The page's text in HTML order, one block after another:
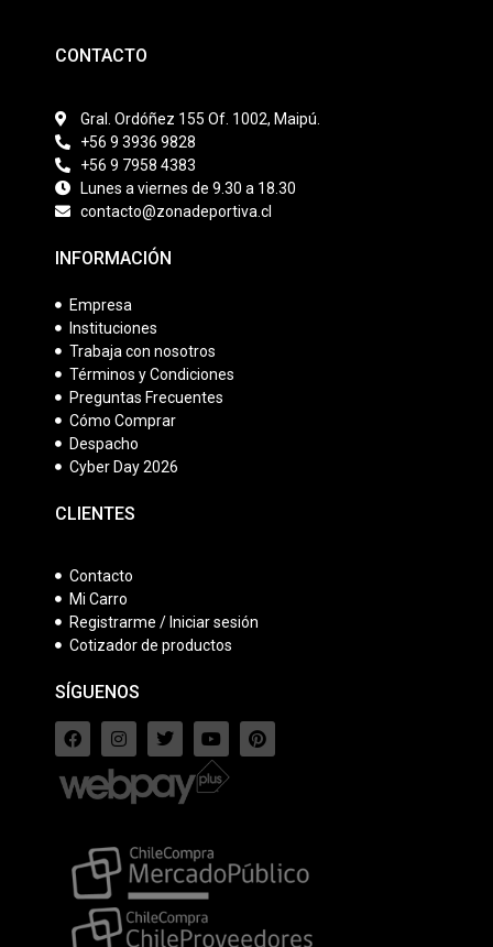
CONTACTO
Gral. Ordóñez 155 Of. 1002, Maipú.
+56 9 3936 9828
+56 9 7958 4383
Lunes a viernes de 9.30 a 18.30
contacto@zonadeportiva.cl
INFORMACIÓN
Empresa
Instituciones
Trabaja con nosotros
Términos y Condiciones
Preguntas Frecuentes
Cómo Comprar
Despacho
Cyber Day 2026
CLIENTES
Contacto
Mi Carro
Registrarme / Iniciar sesión
Cotizador de productos
SÍGUENOS